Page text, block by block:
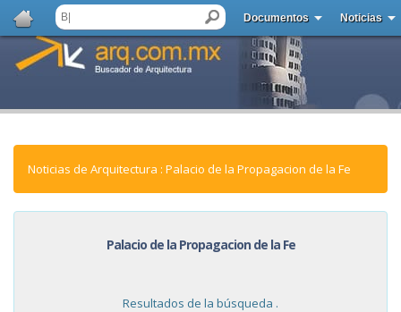
Documentos Noticias
Noticias de Arquitectura : Palacio de la Propagacion de la Fe
Palacio de la Propagacion de la Fe
Resultados de la búsqueda .